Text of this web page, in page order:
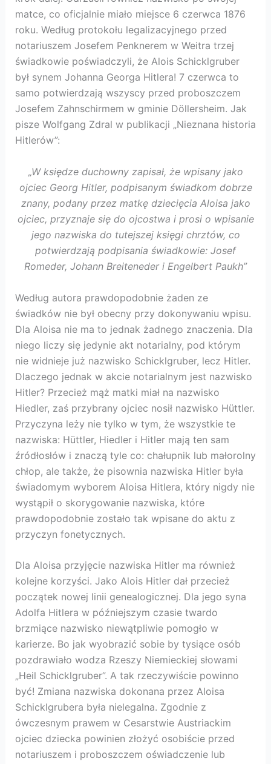
matce, co oficjalnie miało miejsce 6 czerwca 1876
roku. Według protokołu legalizacyjnego przed
notariuszem Josefem Penknerem w Weitra trzej
świadkowie poświadczyli, że Alois Schicklgruber
był synem Johanna Georga Hitlera! 7 czerwca to
samo potwierdzają wszyscy przed proboszczem
Josefem Zahnschirmem w gminie Döllersheim. Jak
pisze Wolfgang Zdral w publikacji „Nieznana historia
Hitlerów”:
„W księdze duchowny zapisał, że wpisany jako
ojciec Georg Hitler, podpisanym świadkom dobrze
znany, podany przez matkę dziecięcia Aloisa jako
ojciec, przyznaje się do ojcostwa i prosi o wpisanie
jego nazwiska do tutejszej księgi chrztów, co
potwierdzają podpisania świadkowie: Josef
Romeder, Johann Breiteneder i Engelbert Paukh”
Według autora prawdopodobnie żaden ze
świadków nie był obecny przy dokonywaniu wpisu.
Dla Aloisa nie ma to jednak żadnego znaczenia. Dla
niego liczy się jedynie akt notarialny, pod którym
nie widnieje już nazwisko Schicklgruber, lecz Hitler.
Dlaczego jednak w akcie notarialnym jest nazwisko
Hitler? Przecież mąż matki miał na nazwisko
Hiedler, zaś przybrany ojciec nosił nazwisko Hüttler.
Przyczyna leży nie tylko w tym, że wszystkie te
nazwiska: Hüttler, Hiedler i Hitler mają ten sam
źródłosłów i znaczą tyle co: chałupnik lub małorolny
chłop, ale także, że pisownia nazwiska Hitler była
świadomym wyborem Aloisa Hitlera, który nigdy nie
wystąpił o skorygowanie nazwiska, które
prawdopodobnie zostało tak wpisane do aktu z
przyczyn fonetycznych.
Dla Aloisa przyjęcie nazwiska Hitler ma również
kolejne korzyści. Jako Alois Hitler dał przecież
początek nowej linii genealogicznej. Dla jego syna
Adolfa Hitlera w późniejszym czasie twardo
brzmiące nazwisko niewątpliwie pomogło w
karierze. Bo jak wyobrazić sobie by tysiące osób
pozdrawiało wodza Rzeszy Niemieckiej słowami
„Heil Schicklgruber”. A tak rzeczywiście powinno
być! Zmiana nazwiska dokonana przez Aloisa
Schicklgrubera była nielegalna. Zgodnie z
ówczesnym prawem w Cesarstwie Austriackim
ojciec dziecka powinien złożyć osobiście przed
notariuszem i proboszczem oświadczenie lub